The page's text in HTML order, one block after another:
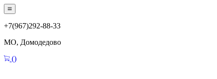
+7(967)292-88-33
МО, Домодедово
()